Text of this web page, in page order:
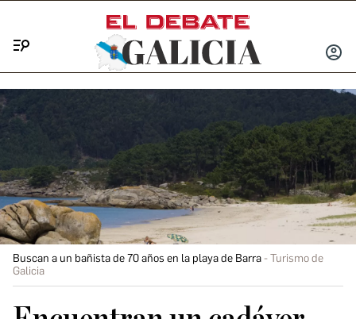
INICIAR
Buscan a un bañista de 70 años en la playa de Barra
Turismo de
Galicia